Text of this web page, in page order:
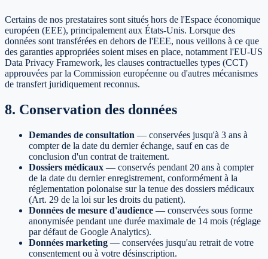
Certains de nos prestataires sont situés hors de l'Espace économique
européen (EEE), principalement aux États-Unis. Lorsque des
données sont transférées en dehors de l'EEE, nous veillons à ce que
des garanties appropriées soient mises en place, notamment l'EU-US
Data Privacy Framework, les clauses contractuelles types (CCT)
approuvées par la Commission européenne ou d'autres mécanismes
de transfert juridiquement reconnus.
8. Conservation des données
Demandes de consultation — conservées jusqu'à 3 ans à
compter de la date du dernier échange, sauf en cas de
conclusion d'un contrat de traitement.
Dossiers médicaux — conservés pendant 20 ans à compter
de la date du dernier enregistrement, conformément à la
réglementation polonaise sur la tenue des dossiers médicaux
(Art. 29 de la loi sur les droits du patient).
Données de mesure d'audience — conservées sous forme
anonymisée pendant une durée maximale de 14 mois (réglage
par défaut de Google Analytics).
Données marketing — conservées jusqu'au retrait de votre
consentement ou à votre désinscription.